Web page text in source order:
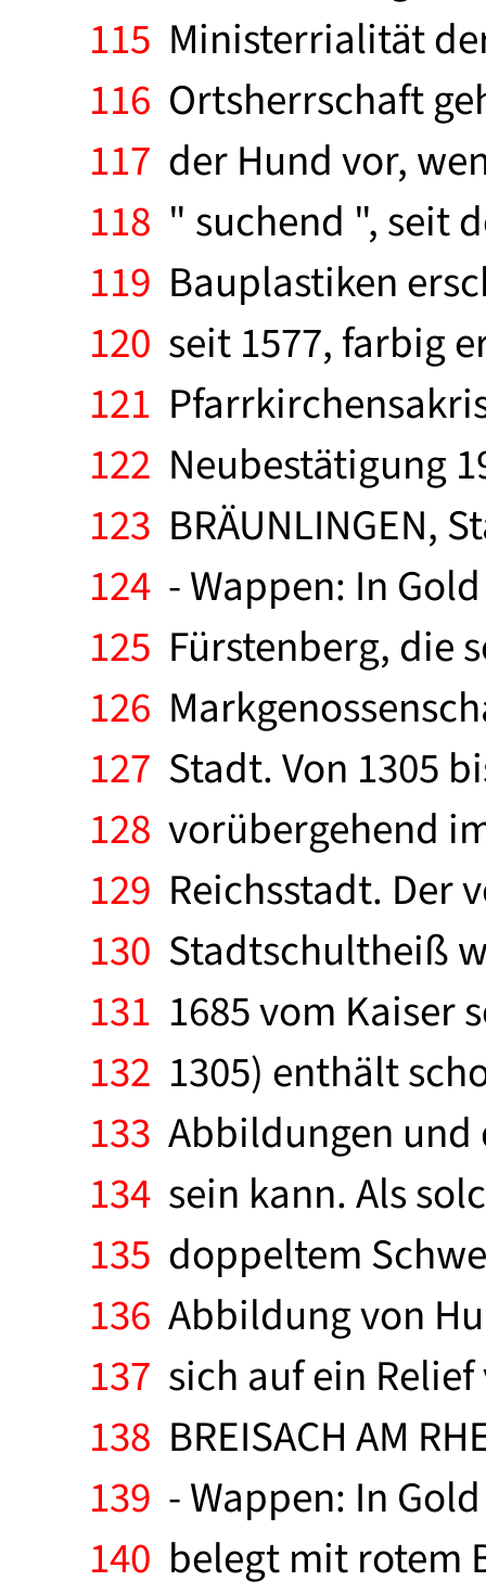
115 Ministerrialität
116 Ortsherrschaft
117 der Hund vor,
118 " suchend ", seit
119 Bauplastiken
120 seit 1577, farbig
121
122 Neubestätigung
123 BRÄUNLINGEN,
124 - Wappen: In
125 Fürstenberg, die
126
127 Stadt. Von 1305
128 vorübergehend
129 Reichsstadt. Der
130 Stadtschultheiß
131 1685 vom Kaiser
132 1305) enthält
133 Abbildungen
134 sein kann. Als
135 doppeltem
136 Abbildung von
137 sich auf ein
138 BREISACH AM
139 - Wappen: In
140 belegt mit rotem